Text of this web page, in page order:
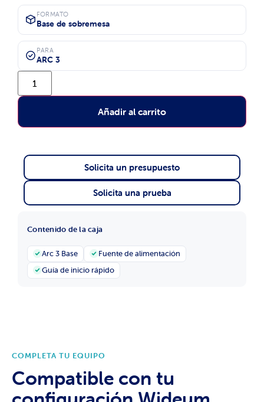
FORMATO
Base de sobremesa
PARA
ARC 3
Añadir al carrito
Solicita un presupuesto
Solicita una prueba
Contenido de la caja
Arc 3 Base
Fuente de alimentación
Guía de inicio rápido
COMPLETA TU EQUIPO
Compatible con tu